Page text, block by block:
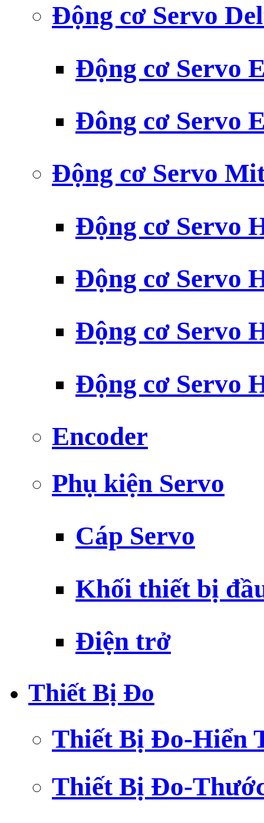
Động cơ Servo
Động cơ Servo
Đông cơ Servo
Động cơ Servo
Động cơ Servo
Động cơ Servo
Động cơ Servo
Động cơ Servo
Encoder
Phụ kiện Servo
Cáp Servo
Khối thiết bị
Điện trở
Thiết Bị Đo
Thiết Bị Đo-Hiển
Thiết Bị Đo-